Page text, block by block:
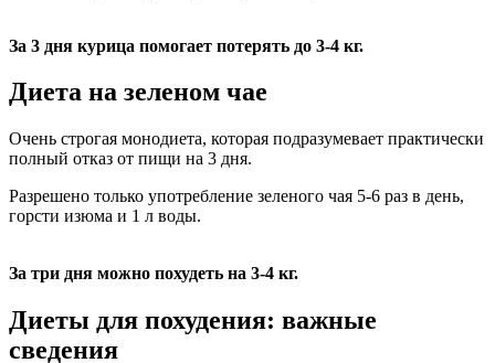
За 3 дня курица помогает потерять до 3-4 кг.
Диета на зеленом чае
Очень строгая монодиета, которая подразумевает практически
полный отказ от пищи на 3 дня.
Разрешено только употребление зеленого чая 5-6 раз в день,
горсти изюма и 1 л воды.
За три дня можно похудеть на 3-4 кг.
Диеты для похудения: важные
сведения